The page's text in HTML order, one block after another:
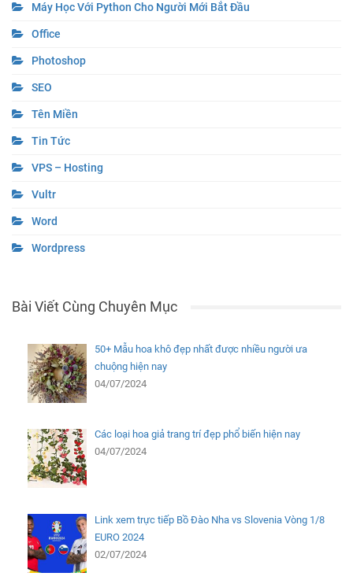
Máy Học Với Python Cho Người Mới Bắt Đầu
Office
Photoshop
SEO
Tên Miền
Tin Tức
VPS – Hosting
Vultr
Word
Wordpress
Bài Viết Cùng Chuyên Mục
50+ Mẫu hoa khô đẹp nhất được nhiều người ưa
chuộng hiện nay
04/07/2024
Các loại hoa giả trang trí đẹp phổ biến hiện nay
04/07/2024
Link xem trực tiếp Bồ Đào Nha vs Slovenia Vòng 1/8
EURO 2024
02/07/2024